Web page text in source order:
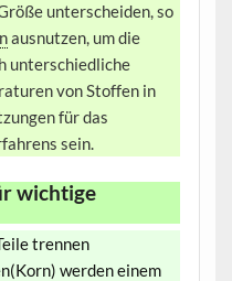
unterscheiden, so
ausnutzen, um die
unterschiedliche
von Stoffen in
für das
sein.
wichtige
trennen
werden einem